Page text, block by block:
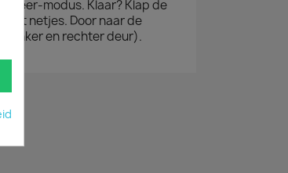
modus. Klaar? Klap de
netjes. Door naar de
(linker en rechter deur).